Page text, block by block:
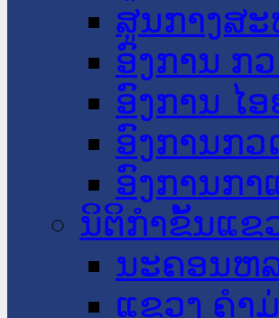
ສູນກາງສ
ອົງການ ກ
ອົງການ ໄ
ອົງການກ
ອົງການກ
ນິຕິກໍາຂັ້ນແຂ
ນະ​ຄອນ​ຫ
ແຂວງ ຄໍາ